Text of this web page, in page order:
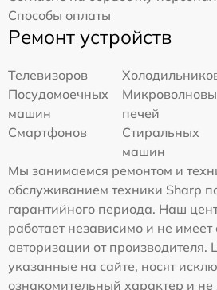
Способы оплаты
Ремонт устройств
Телевизоров
Посудомоечных
машин
печей
Смартфонов
Стиральных
машин
Мы занимаемся ремонтом и
обслуживанием техники Sharp
гарантийного периода. Наш
работает независимо и не
авторизации от производителя.
указанные на сайте, носят
ознакомительный характер и